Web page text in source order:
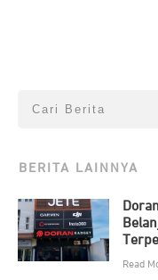
BERITA LAINNYA
Read